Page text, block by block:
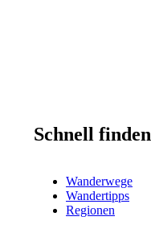
Schnell finden
Wanderwege
Wandertipps
Regionen